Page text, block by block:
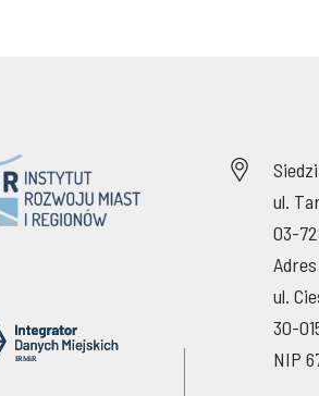
ul.
03-
ul.
30-
NIP